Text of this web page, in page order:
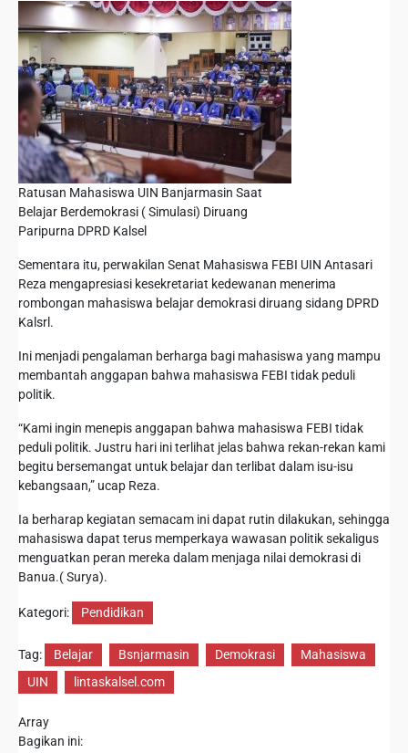
Ratusan Mahasiswa UIN Banjarmasin Saat
Belajar Berdemokrasi ( Simulasi) Diruang
Paripurna DPRD Kalsel
Sementara itu, perwakilan Senat Mahasiswa FEBI UIN Antasari
Reza mengapresiasi kesekretariat kedewanan menerima
rombongan mahasiswa belajar demokrasi diruang sidang DPRD
Kalsrl.
Ini menjadi pengalaman berharga bagi mahasiswa yang mampu
membantah anggapan bahwa mahasiswa FEBI tidak peduli
politik.
“Kami ingin menepis anggapan bahwa mahasiswa FEBI tidak
peduli politik. Justru hari ini terlihat jelas bahwa rekan-rekan kami
begitu bersemangat untuk belajar dan terlibat dalam isu-isu
kebangsaan,” ucap Reza.
Ia berharap kegiatan semacam ini dapat rutin dilakukan, sehingga
mahasiswa dapat terus memperkaya wawasan politik sekaligus
menguatkan peran mereka dalam menjaga nilai demokrasi di
Banua.( Surya).
Kategori: Pendidikan
Tag: Belajar Bsnjarmasin Demokrasi
Mahasiswa
UIN
lintaskalsel.com
Array
Bagikan ini: